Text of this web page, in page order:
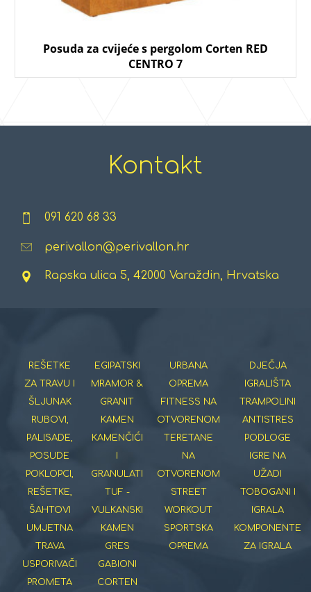
Posuda za cvijeće s pergolom Corten RED
CENTRO 7
Kontakt
091 620 68 33
perivallon@perivallon.hr
Rapska ulica 5, 42000 Varaždin, Hrvatska
REŠETKE
ZA TRAVU I
ŠLJUNAK
RUBOVI,
PALISADE,
POSUDE
POKLOPCI,
REŠETKE,
ŠAHTOVI
UMJETNA
TRAVA
USPORIVAČI
PROMETA
EGIPATSKI
MRAMOR &
GRANIT
KAMEN
KAMENČIĆI
I
GRANULATI
TUF -
VULKANSKI
KAMEN
GRES
GABIONI
CORTEN
URBANA
OPREMA
FITNESS NA
OTVORENOM
TERETANE
NA
OTVORENOM
STREET
WORKOUT
SPORTSKA
OPREMA
DJEČJA
IGRALIŠTA
TRAMPOLINI
ANTISTRES
PODLOGE
IGRE NA
UŽADI
TOBOGANI I
IGRALA
KOMPONENTE
ZA IGRALA